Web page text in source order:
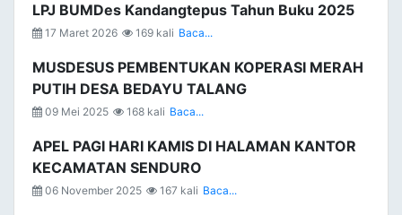
LPJ BUMDes Kandangtepus Tahun Buku 2025
17 Maret 2026 169 kali Baca...
MUSDESUS PEMBENTUKAN KOPERASI MERAH
PUTIH DESA BEDAYU TALANG
09 Mei 2025 168 kali Baca...
APEL PAGI HARI KAMIS DI HALAMAN KANTOR
KECAMATAN SENDURO
06 November 2025 167 kali Baca...